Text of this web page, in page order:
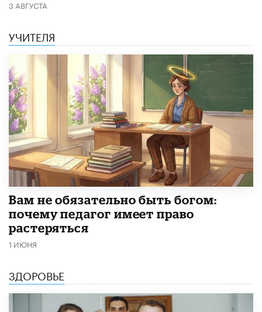
3 АВГУСТА
УЧИТЕЛЯ
​Вам не обязательно быть богом:
почему педагог имеет право
растеряться
1 ИЮНЯ
ЗДОРОВЬЕ